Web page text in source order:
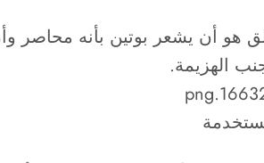
هو أن يشعر بوتين بأنه محاصر
الهزيمة.